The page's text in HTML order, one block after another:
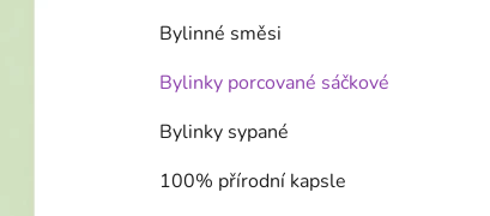
Bylinné směsi
Bylinky porcované sáčkové
Bylinky sypané
100% přírodní kapsle